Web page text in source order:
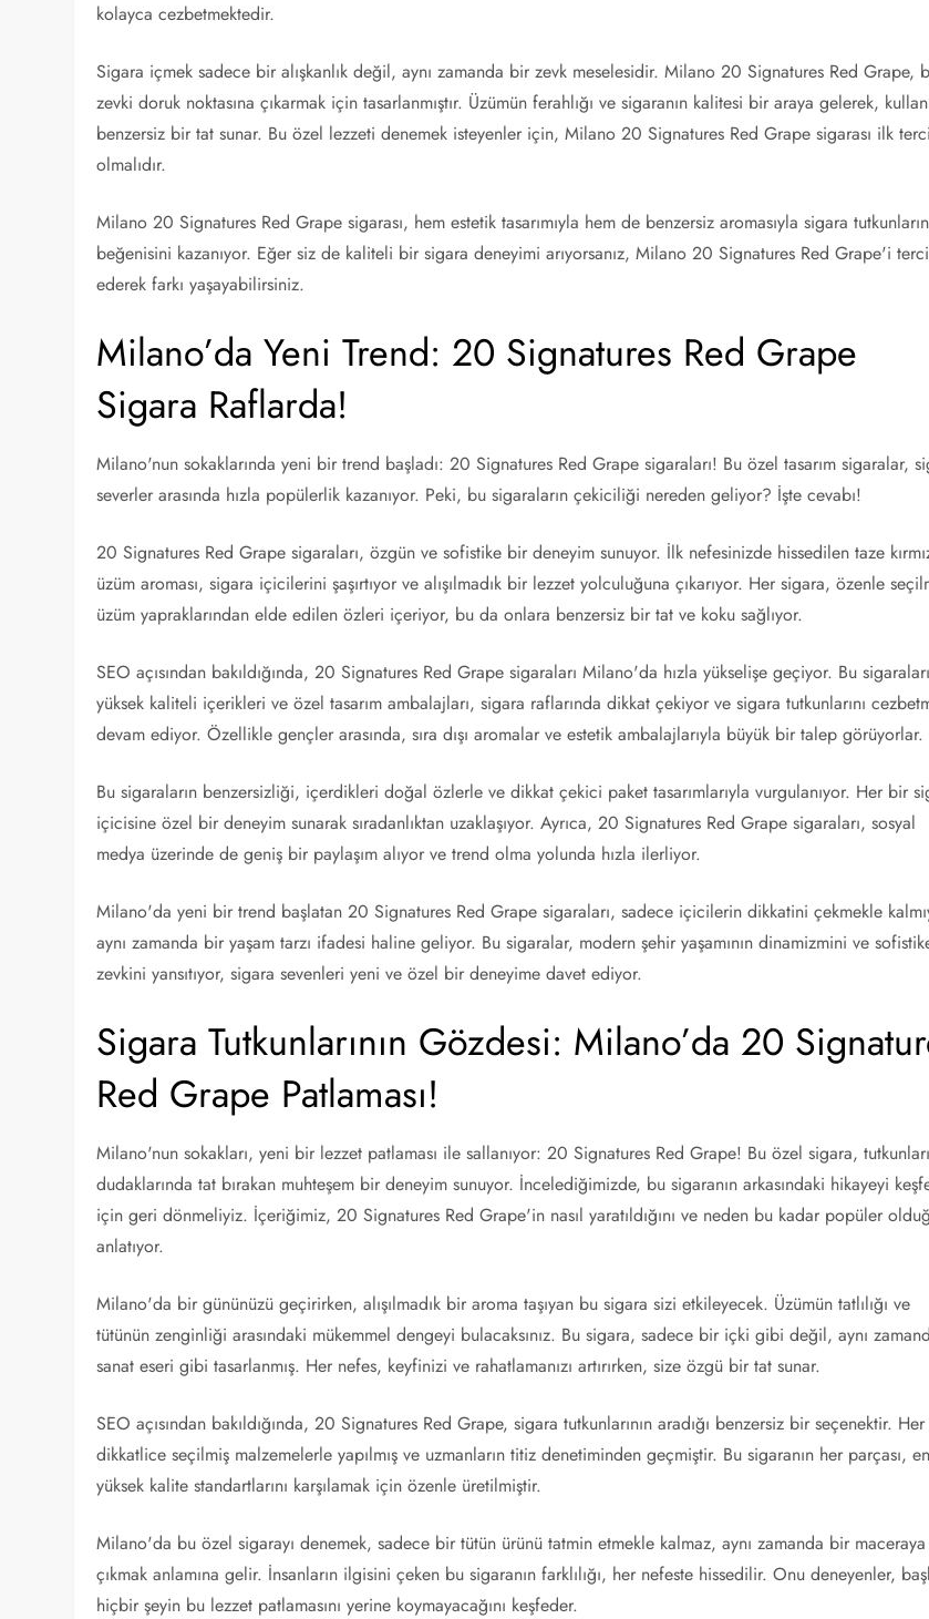
kolayca cezbetmektedir.
Sigara içmek sadece bir alışkanlık değil, aynı zamanda bir zevk meselesidir. Milano 20 Signatures Red Grape,
zevki doruk noktasına çıkarmak için tasarlanmıştır. Üzümün ferahlığı ve sigaranın kalitesi bir araya gelerek,
benzersiz bir tat sunar. Bu özel lezzeti denemek isteyenler için, Milano 20 Signatures Red Grape sigarası ilk
olmalıdır.
Milano 20 Signatures Red Grape sigarası, hem estetik tasarımıyla hem de benzersiz aromasıyla sigara
beğenisini kazanıyor. Eğer siz de kaliteli bir sigara deneyimi arıyorsanız, Milano 20 Signatures Red Grape'i
ederek farkı yaşayabilirsiniz.
Milano’da Yeni Trend: 20 Signatures Red Grape
Sigara Raflarda!
Milano'nun sokaklarında yeni bir trend başladı: 20 Signatures Red Grape sigaraları! Bu özel tasarım sigaralar,
severler arasında hızla popülerlik kazanıyor. Peki, bu sigaraların çekiciliği nereden geliyor? İşte cevabı!
20 Signatures Red Grape sigaraları, özgün ve sofistike bir deneyim sunuyor. İlk nefesinizde hissedilen taze
üzüm aroması, sigara içicilerini şaşırtıyor ve alışılmadık bir lezzet yolculuğuna çıkarıyor. Her sigara, özenle
üzüm yapraklarından elde edilen özleri içeriyor, bu da onlara benzersiz bir tat ve koku sağlıyor.
SEO açısından bakıldığında, 20 Signatures Red Grape sigaraları Milano'da hızla yükselişe geçiyor. Bu
yüksek kaliteli içerikleri ve özel tasarım ambalajları, sigara raflarında dikkat çekiyor ve sigara tutkunlarını
devam ediyor. Özellikle gençler arasında, sıra dışı aromalar ve estetik ambalajlarıyla büyük bir talep görüyorlar.
Bu sigaraların benzersizliği, içerdikleri doğal özlerle ve dikkat çekici paket tasarımlarıyla vurgulanıyor. Her bir
içicisine özel bir deneyim sunarak sıradanlıktan uzaklaşıyor. Ayrıca, 20 Signatures Red Grape sigaraları, sosyal
medya üzerinde de geniş bir paylaşım alıyor ve trend olma yolunda hızla ilerliyor.
Milano'da yeni bir trend başlatan 20 Signatures Red Grape sigaraları, sadece içicilerin dikkatini çekmekle
aynı zamanda bir yaşam tarzı ifadesi haline geliyor. Bu sigaralar, modern şehir yaşamının dinamizmini ve
zevkini yansıtıyor, sigara sevenleri yeni ve özel bir deneyime davet ediyor.
Sigara Tutkunlarının Gözdesi: Milano’da 20
Red Grape Patlaması!
Milano'nun sokakları, yeni bir lezzet patlaması ile sallanıyor: 20 Signatures Red Grape! Bu özel sigara,
dudaklarında tat bırakan muhteşem bir deneyim sunuyor. İncelediğimizde, bu sigaranın arkasındaki hikayeyi
için geri dönmeliyiz. İçeriğimiz, 20 Signatures Red Grape'in nasıl yaratıldığını ve neden bu kadar popüler
anlatıyor.
Milano'da bir gününüzü geçirirken, alışılmadık bir aroma taşıyan bu sigara sizi etkileyecek. Üzümün tatlılığı ve
tütünün zenginliği arasındaki mükemmel dengeyi bulacaksınız. Bu sigara, sadece bir içki gibi değil, aynı
sanat eseri gibi tasarlanmış. Her nefes, keyfinizi ve rahatlamanızı artırırken, size özgü bir tat sunar.
SEO açısından bakıldığında, 20 Signatures Red Grape, sigara tutkunlarının aradığı benzersiz bir seçenektir.
dikkatlice seçilmiş malzemelerle yapılmış ve uzmanların titiz denetiminden geçmiştir. Bu sigaranın her parçası, en
yüksek kalite standartlarını karşılamak için özenle üretilmiştir.
Milano'da bu özel sigarayı denemek, sadece bir tütün ürünü tatmin etmekle kalmaz, aynı zamanda bir maceraya
çıkmak anlamına gelir. İnsanların ilgisini çeken bu sigaranın farklılığı, her nefeste hissedilir. Onu deneyenler,
hiçbir şeyin bu lezzet patlamasını yerine koymayacağını keşfeder.